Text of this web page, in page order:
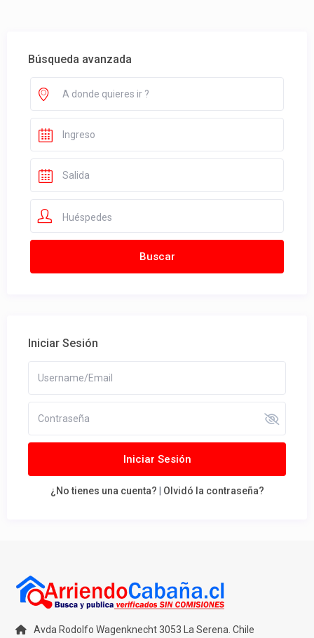
Búsqueda avanzada
Huéspedes
Iniciar Sesión
Iniciar Sesión
¿No tienes una cuenta? Olvidó la contraseña?
Avda Rodolfo Wagenknecht 3053 La Serena. Chile